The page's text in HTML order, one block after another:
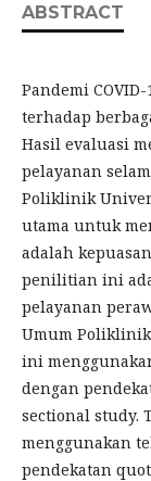
ABSTRACT
Pandemi
terhadap
Hasil evaluasi
pelayanan
Poliklinik
utama untuk
adalah
penilitian ini
pelayanan
Umum
ini
dengan
sectional study.
menggunakan
pendekatan